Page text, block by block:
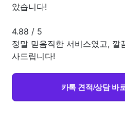
았습니다!
4.88 / 5
정말 믿음직한 서비스였고, 깔
사드립니다!
카톡 견적/상담 바